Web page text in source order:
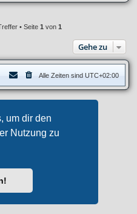
um dir den
Nutzung zu
• Seite 1 von 1
Gehe zu
Alle Zeiten sind UTC+02:00
for phpBB
Software © phpBB Limited
phpBB.de